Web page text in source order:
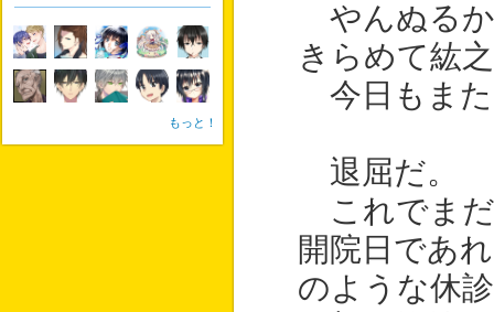
やんぬるか
きらめて紘
今日もまた
退屈だ。
これでまだ
開院日であ
のような休
もっと！